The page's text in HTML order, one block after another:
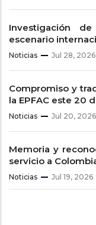
Investigación
escenario
Noticias Jul 28, 2026
Compromiso y
la EPFAC este 20
Noticias Jul 20, 2026
Memoria y
servicio a
Noticias Jul 19, 2026